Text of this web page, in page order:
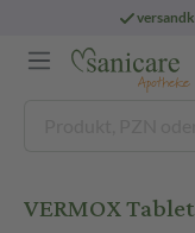
VERMOX